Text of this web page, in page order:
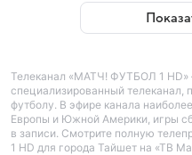
Телеканал «МАТЧ! ФУТБОЛ 1 HD»
специализированный телеканал,
футболу. В эфире канала
Европы и Южной Америки, игры
в записи. Смотрите полную
1 HD для города Тайшет на «ТВ